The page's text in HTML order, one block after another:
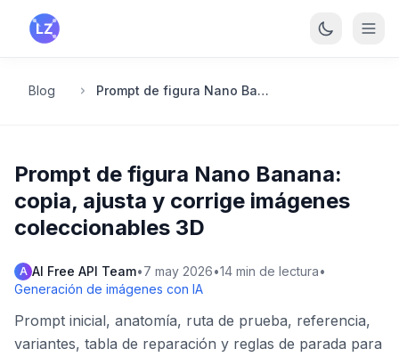
Saltar al contenido principal
Blog Prompt de figura Nano Banana: copia, ajusta y corrige imágenes coleccionables 3D
Prompt de figura Nano Banana:
copia, ajusta y corrige imágenes
coleccionables 3D
A AI Free API Team•7 may 2026•14 min de lectura•
Generación de imágenes con IA
Prompt inicial, anatomía, ruta de prueba, referencia,
variantes, tabla de reparación y reglas de parada para